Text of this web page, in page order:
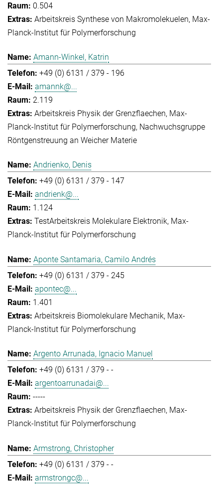
0.504
Arbeitskreis Synthese von Makromolekuelen Max-
Planck-Institut für Polymerforschung
Amann-Winkel, Katrin
+49 (0) 6131 / 379 - 196
amannk@...
2.119
Arbeitskreis Physik der Grenzflaechen Max-
Planck-Institut für Polymerforschung Nachwuchsgruppe
Röntgenstreuung an Weicher Materie
Andrienko, Denis
+49 (0) 6131 / 379 - 147
andrienk@...
1.124
TestArbeitskreis Molekulare Elektronik Max-
Planck-Institut für Polymerforschung
Aponte Santamaria, Camilo Andrés
+49 (0) 6131 / 379 - 245
apontec@...
1.401
Arbeitskreis Biomolekulare Mechanik Max-
Planck-Institut für Polymerforschung
Argento Arrunada, Ignacio Manuel
+49 (0) 6131 / 379 - -
argentoarrunadai@...
-----
Arbeitskreis Physik der Grenzflaechen Max-
Planck-Institut für Polymerforschung
Armstrong, Christopher
+49 (0) 6131 / 379 - -
armstrongc@...